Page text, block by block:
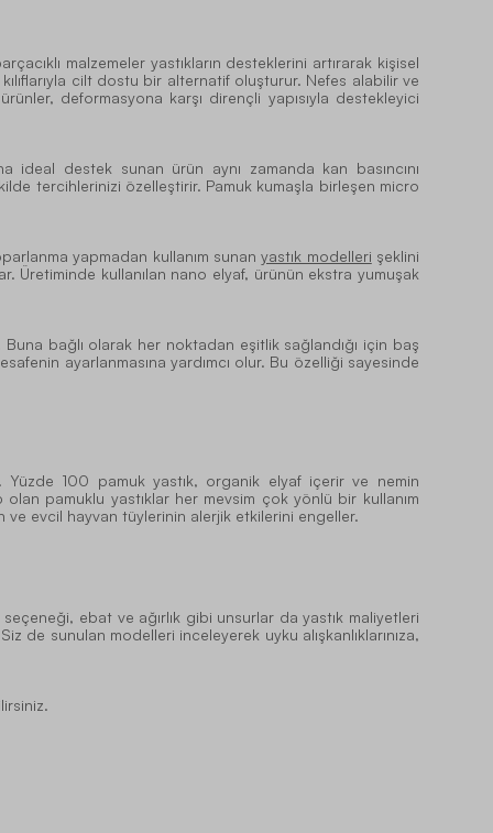
malzemeler yastıkların desteklerini artırarak kişisel
cilt dostu bir alternatif oluşturur. Nefes alabilir ve
deformasyona karşı dirençli yapısıyla destekleyici
ideal destek sunan ürün aynı zamanda kan basıncını
tercihlerinizi özelleştirir. Pamuk kumaşla birleşen micro
yapmadan kullanım sunanyastık modelleri şeklini
Üretiminde kullanılan nano elyaf, ürünün ekstra yumuşak
bağlı olarak her noktadan eşitlik sağlandığı için baş
ayarlanmasına yardımcı olur. Bu özelliği sayesinde
Yüzde 100 pamuk yastık, organik elyaf içerir ve nemin
pamuklu yastıklar her mevsim çok yönlü bir kullanım
ve evcil hayvan tüylerinin alerjik etkilerini engeller.
ebat ve ağırlık gibi unsurlar da yastık maliyetleri
de sunulan modelleri inceleyerek uyku alışkanlıklarınıza,